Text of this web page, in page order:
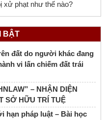
xử phạt như thế nào?
BẬT
đất do người khác đang
vi lấn chiếm đất trái
– NHẬN DIỆN
SỞ HỮU TRÍ TUỆ
hạn pháp luật – Bài học